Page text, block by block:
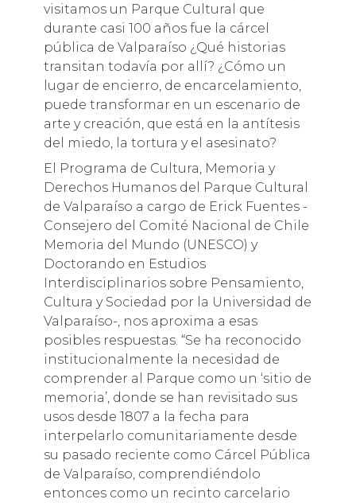
visitamos un Parque Cultural que
durante casi 100 años fue la cárcel
pública de Valparaíso ¿Qué historias
transitan todavía por allí? ¿Cómo un
lugar de encierro, de encarcelamiento,
puede transformar en un escenario de
arte y creación, que está en la antítesis
del miedo, la tortura y el asesinato?
El Programa de Cultura, Memoria y
Derechos Humanos del Parque Cultural
de Valparaíso a cargo de Erick Fuentes -
Consejero del Comité Nacional de Chile
Memoria del Mundo (UNESCO) y
Doctorando en Estudios
Interdisciplinarios sobre Pensamiento,
Cultura y Sociedad por la Universidad de
Valparaíso-, nos aproxima a esas
posibles respuestas. “Se ha reconocido
institucionalmente la necesidad de
comprender al Parque como un ‘sitio de
memoria’, donde se han revisitado sus
usos desde 1807 a la fecha para
interpelarlo comunitariamente desde
su pasado reciente como Cárcel Pública
de Valparaíso, comprendiéndolo
entonces como un recinto carcelario